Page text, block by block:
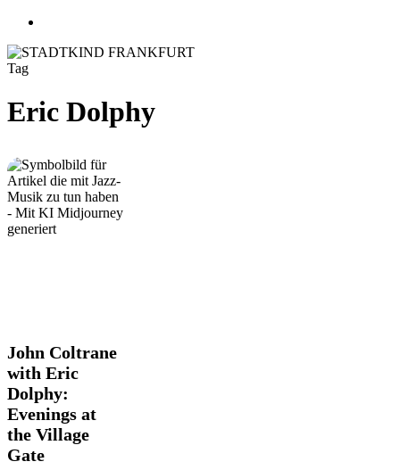
Tag
Eric Dolphy
John
Coltrane
with
Eric
Dolphy:
Evenings
at
the
John Coltrane
with Eric
Dolphy:
Evenings at
the Village
Gate